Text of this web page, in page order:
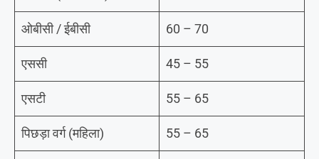
ओबीसी / ईबीसी 60 – 70
एससी 45 – 55
एसटी 55 – 65
पिछड़ा वर्ग (महिला) 55 – 65